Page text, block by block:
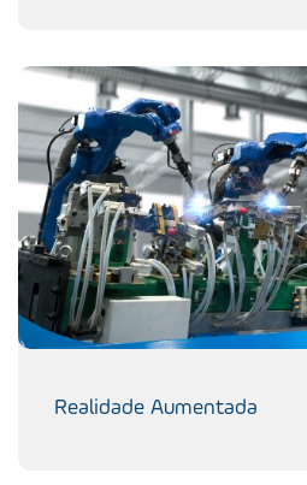
Realidade Aumentada